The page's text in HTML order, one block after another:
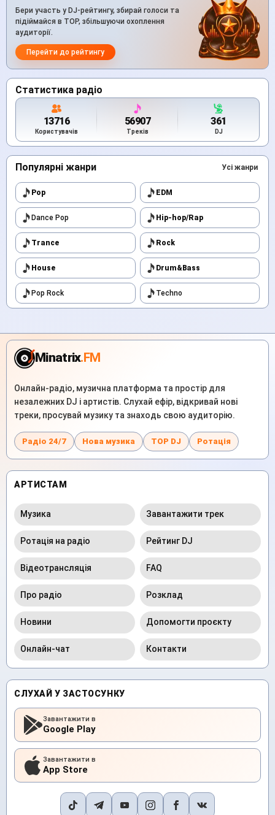
Бери участь у DJ-рейтингу, збирай голоси та
підіймайся в TOP, збільшуючи охоплення
аудиторії.
Перейти до рейтингу
Статистика радіо
13716
Користувачів
56907
Треків
361
DJ
Популярні жанри Усі жанри
Pop EDM
Dance Pop Hip-hop/Rap
Trance Rock
House Drum&Bass
Pop Rock Techno
Minatrix.FM
Онлайн-радіо, музична платформа та простір для
незалежних DJ і артистів. Слухай ефір, відкривай нові
треки, просувай музику та знаходь свою аудиторію.
Радіо 24/7 Нова музика TOP DJ Ротація
АРТИСТАМ
Музика Завантажити трек
Ротація на радіо Рейтинг DJ
Відеотрансляція FAQ
Про радіо Розклад
Новини Допомогти проєкту
Онлайн-чат Контакти
СЛУХАЙ У ЗАСТОСУНКУ
Завантажити в
Google Play
Завантажити в
App Store